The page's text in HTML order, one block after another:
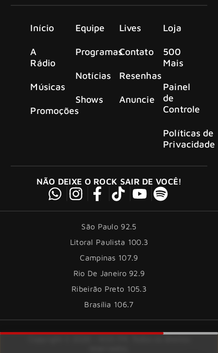
Início
A
Rádio
Músicas
Promoções
Equipe
Programas
Notícias
Shows
Lives
Contato
Resenhas
Anuncie
Loja
500
Mais
Painel
de
Controle
Políticas de
Privacidade
NÃO DEIXE O ROCK SAIR DE VOCÊ!
São Paulo 92.5
Litoral Paulista 100.3
Campinas 107.9
Rio De Janeiro 92.9
Ribeirão Preto 105.3
Brasília 106.7